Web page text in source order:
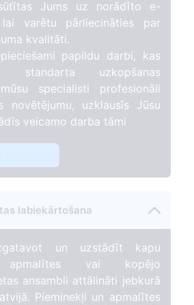
Jums uz norādīto e-
varētu pārliecināties par
kvalitāti.
papildu darbi, kas
standarta uzkopšanas
specialisti profesionāli
novētējumu, uzklausīs Jūsu
veicamo darba tāmi
labiekārtošana
un uzstādīt kapu
apmalītes vai kopējo
ansambli attālināti jebkurā
Pieminekļi un apmalītes